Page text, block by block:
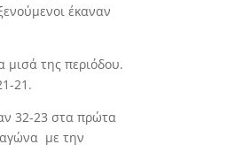
έκαναν
μισά της περιόδου.
21.
32-23 στα πρώτα
αγώνα με την